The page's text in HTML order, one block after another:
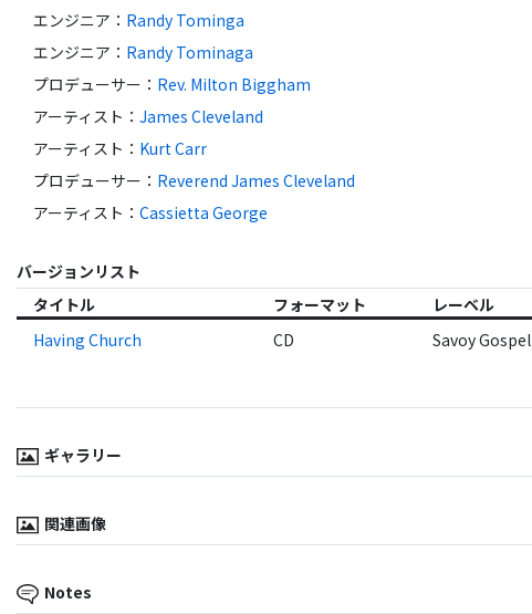
エンジニア ： Randy Tominga
エンジニア ： Randy Tominaga
プロデューサー ： Rev. Milton Biggham
アーティスト ： James Cleveland
アーティスト ： Kurt Carr
プロデューサー ： Reverend James Cleveland
アーティスト ： Cassietta George
バージョンリスト
タイトル
フォーマット レーベル
Having Church
CD Savoy Gospel
ギャラリー
関連画像
Notes